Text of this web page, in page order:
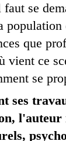
se
population
que
vient ce
se
ses
l'auteur